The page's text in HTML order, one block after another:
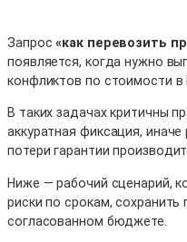
Запрос«как перевозить
появляется, когда нужно
конфликтов по стоимости в
В таких задачах критичны
аккуратная фиксация,
потери гарантии
Ниже — рабочий сценарий,
риски по срокам, сохранить
согласованном бюджете.